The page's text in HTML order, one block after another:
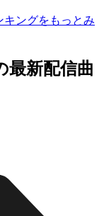
ングをもっとみ
新配信曲